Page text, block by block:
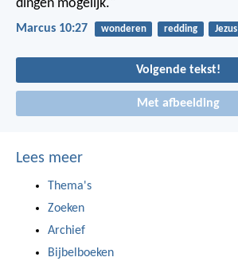
dingen mogelijk."
Marcus 10:27 wonderen redding Jezus
Volgende tekst!
Met afbeelding
Lees meer
Thema's
Zoeken
Archief
Bijbelboeken